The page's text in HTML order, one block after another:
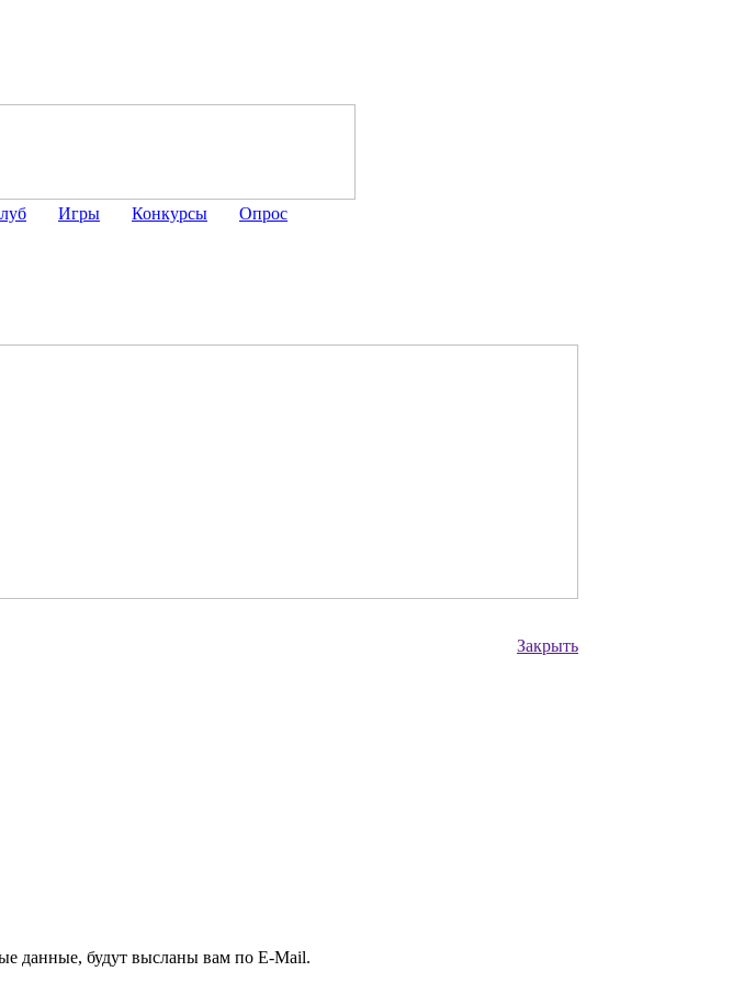
Игры Конкурсы
Опрос
Закрыть
данные, будут высланы вам по E-Mail.